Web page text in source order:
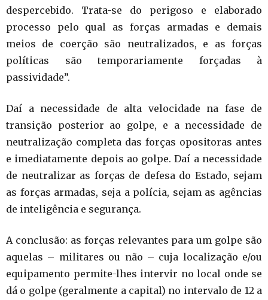
despercebido. Trata-se do perigoso e elaborado
processo pelo qual as forças armadas e demais
meios de coerção são neutralizados, e as forças
políticas são temporariamente forçadas à
passividade”.
Daí a necessidade de alta velocidade na fase de
transição posterior ao golpe, e a necessidade de
neutralização completa das forças opositoras antes
e imediatamente depois ao golpe. Daí a necessidade
de neutralizar as forças de defesa do Estado, sejam
as forças armadas, seja a polícia, sejam as agências
de inteligência e segurança.
A conclusão: as forças relevantes para um golpe são
aquelas – militares ou não – cuja localização e/ou
equipamento permite-lhes intervir no local onde se
dá o golpe (geralmente a capital) no intervalo de 12 a